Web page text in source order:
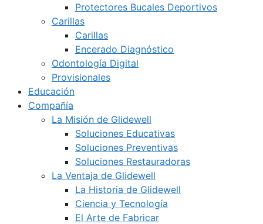
Protectores Bucales Deportivos
Carillas
Carillas
Encerado Diagnóstico
Odontología Digital
Provisionales
Educación
Compañía
La Misión de Glidewell
Soluciones Educativas
Soluciones Preventivas
Soluciones Restauradoras
La Ventaja de Glidewell
La Historia de Glidewell
Ciencia y Tecnología
El Arte de Fabricar